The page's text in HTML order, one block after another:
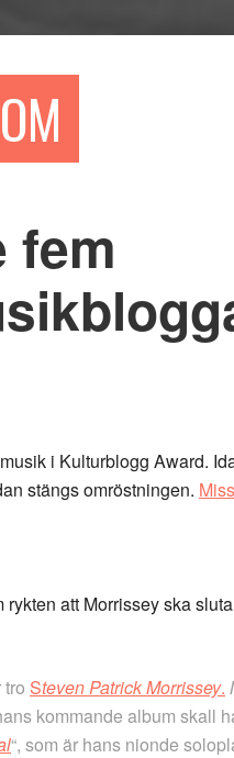
fem
i Kulturblogg Award.
stängs omröstningen.
rykten att Morrissey ska
Steven Patrick Morrissey.
kommande album skall
“, som är hans nionde